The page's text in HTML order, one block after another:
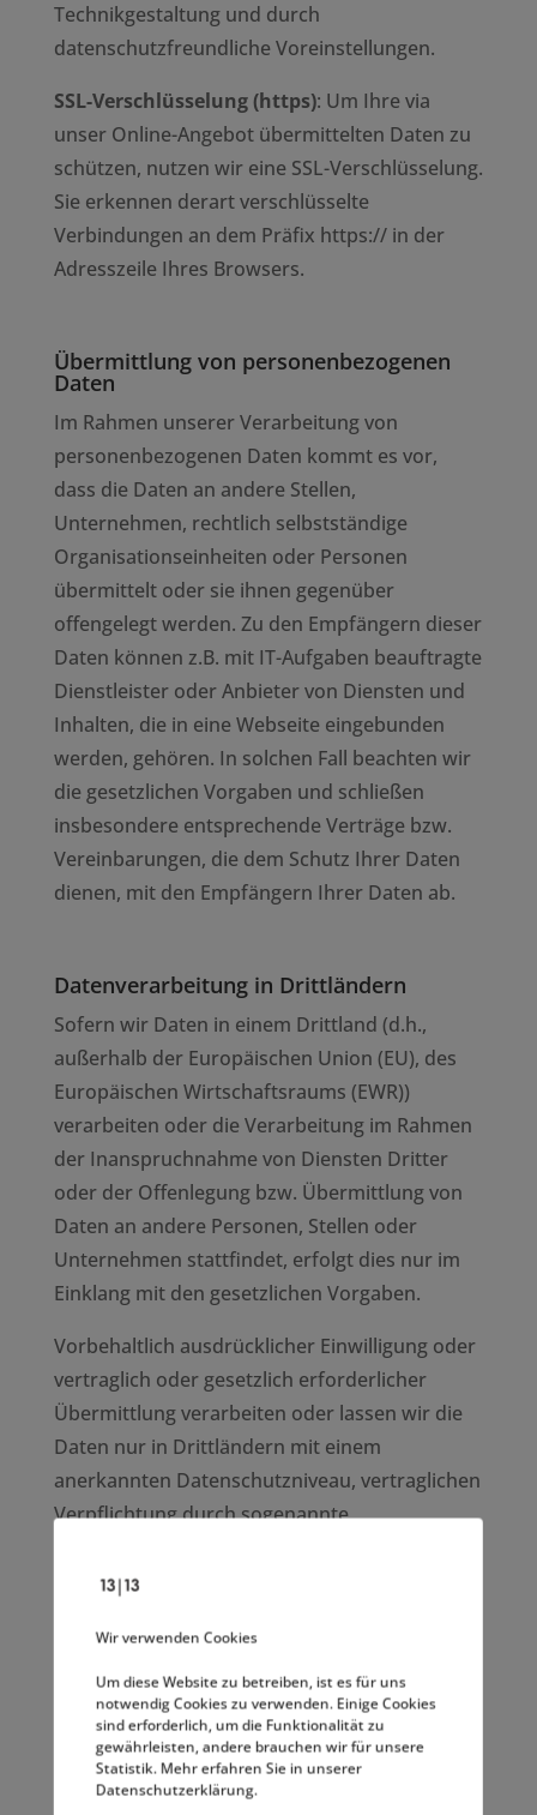
Technikgestaltung und durch
datenschutzfreundliche Voreinstellungen.
SSL-Verschlüsselung (https): Um Ihre via
unser Online-Angebot übermittelten Daten zu
schützen, nutzen wir eine SSL-Verschlüsselung.
Sie erkennen derart verschlüsselte
Verbindungen an dem Präfix https:// in der
Adresszeile Ihres Browsers.
Übermittlung von personenbezogenen
Daten
Im Rahmen unserer Verarbeitung von
personenbezogenen Daten kommt es vor,
dass die Daten an andere Stellen,
Unternehmen, rechtlich selbstständige
Organisationseinheiten oder Personen
übermittelt oder sie ihnen gegenüber
offengelegt werden. Zu den Empfängern dieser
Daten können z.B. mit IT-Aufgaben beauftragte
Dienstleister oder Anbieter von Diensten und
Inhalten, die in eine Webseite eingebunden
werden, gehören. In solchen Fall beachten wir
die gesetzlichen Vorgaben und schließen
insbesondere entsprechende Verträge bzw.
Vereinbarungen, die dem Schutz Ihrer Daten
dienen, mit den Empfängern Ihrer Daten ab.
Datenverarbeitung in Drittländern
Sofern wir Daten in einem Drittland (d.h.,
außerhalb der Europäischen Union (EU), des
Europäischen Wirtschaftsraums (EWR))
verarbeiten oder die Verarbeitung im Rahmen
der Inanspruchnahme von Diensten Dritter
oder der Offenlegung bzw. Übermittlung von
Daten an andere Personen, Stellen oder
Unternehmen stattfindet, erfolgt dies nur im
Einklang mit den gesetzlichen Vorgaben.
Vorbehaltlich ausdrücklicher Einwilligung oder
vertraglich oder gesetzlich erforderlicher
Übermittlung verarbeiten oder lassen wir die
Daten nur in Drittländern mit einem
anerkannten Datenschutzniveau, vertraglichen
Verpflichtung durch sogenannte
beim Vorliegen von Zertifizierungen oder
Datenschutzvorschriften verarbeiten (Art. 44
bis 49 DSGVO, Informationsseite der EU-
Kommission: https://ec.europa.eu/info/law/law
-topic/data-protection/international-
dimension-data-protection_de).
Wir verwenden Cookies
Um diese Website zu betreiben, ist es für uns
notwendig Cookies zu verwenden. Einige Cookies
sind erforderlich, um die Funktionalität zu
gewährleisten, andere brauchen wir für unsere
Statistik. Mehr erfahren Sie in unserer
Datenschutzerklärung.